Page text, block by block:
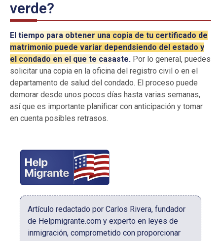
verde?
El tiempo para obtener una copia de tu certificado de
matrimonio puede variar dependsiendo del estado y
el condado en el que te casaste. Por lo general, puedes
solicitar una copia en la oficina del registro civil o en el
departamento de salud del condado. El proceso puede
demorar desde unos pocos días hasta varias semanas,
así que es importante planificar con anticipación y tomar
en cuenta posibles retrasos.
Artículo redactado por Carlos Rivera, fundador
de Helpmigrante.com y experto en leyes de
inmigración, comprometido con proporcionar